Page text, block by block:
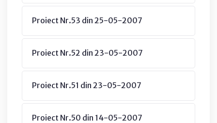
Proiect Nr.53 din 25-05-2007
Proiect Nr.52 din 23-05-2007
Proiect Nr.51 din 23-05-2007
Proiect Nr.50 din 14-05-2007